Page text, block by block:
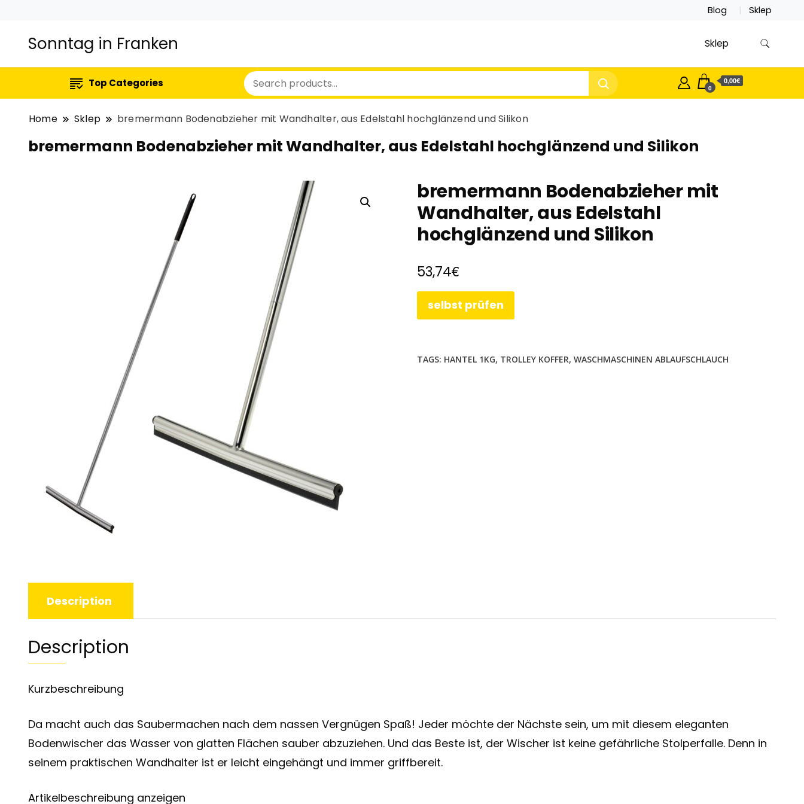
Blog Sklep
Sonntag in Franken Sklep
Top Categories 0
0,00€
Home Sklep bremermann Bodenabzieher mit Wandhalter, aus Edelstahl hochglänzend und Silikon
bremermann Bodenabzieher mit Wandhalter, aus Edelstahl hochglänzend und Silikon
bremermann Bodenabzieher mit
Wandhalter, aus Edelstahl
hochglänzend und Silikon
53,74€
selbst prüfen
TAGS: HANTEL 1KG, TROLLEY KOFFER, WASCHMASCHINEN ABLAUFSCHLAUCH
Description
Description
Kurzbeschreibung
Da macht auch das Saubermachen nach dem nassen Vergnügen Spaß! Jeder möchte der Nächste sein, um mit diesem eleganten
Bodenwischer das Wasser von glatten Flächen sauber abzuziehen. Und das Beste ist, der Wischer ist keine gefährliche Stolperfalle. Denn in
seinem praktischen Wandhalter ist er leicht eingehängt und immer griffbereit.
Artikelbeschreibung anzeigen